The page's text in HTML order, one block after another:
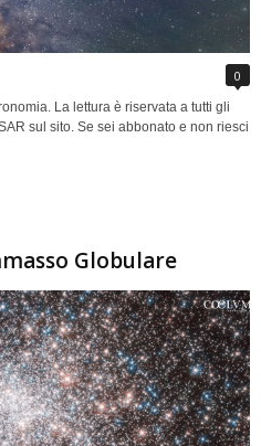
0
La lettura è riservata a tutti gli
sul sito. Se sei abbonato e non riesci
Globulare